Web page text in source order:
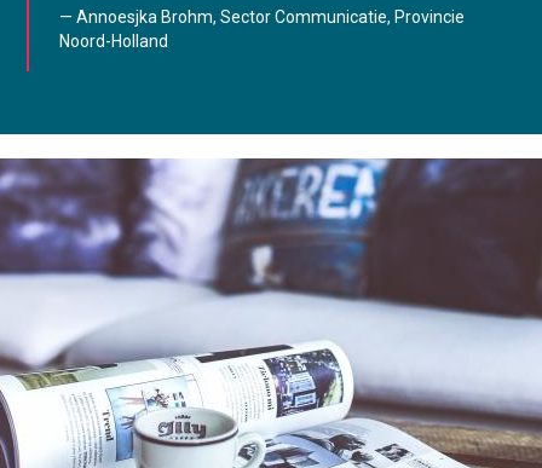
Annoesjka Brohm, Sector Communicatie, Provincie
Noord-Holland